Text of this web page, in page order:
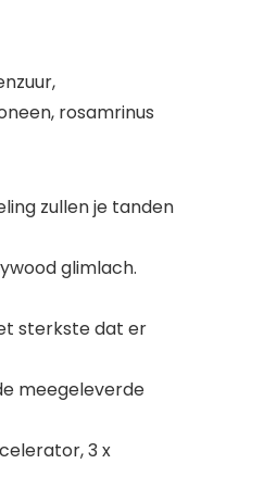
rosamrinus
zullen je tanden
glimlach.
sterkste dat er
meegeleverde
3 x